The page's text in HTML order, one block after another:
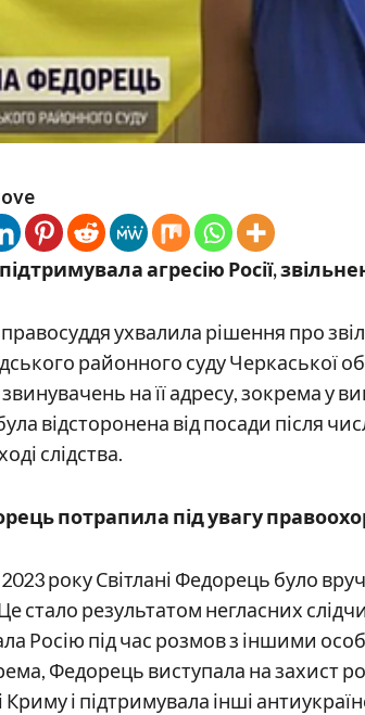
агресію Росії,
ухвалила рішення про
районного суду Черкаської
на її адресу, зокрема у
відсторонена від посади після
слідства.
потрапила під увагу
року Світлані Федорець було
стало результатом негласних
Росію під час розмов з іншими
Федорець виступала на захист
Криму і підтримувала інші